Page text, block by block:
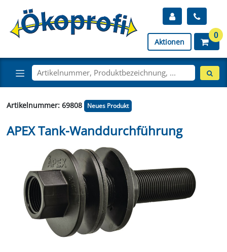
Aktionen
0
Artikelnummer: 69808 Neues Produkt
APEX Tank-Wanddurchführung